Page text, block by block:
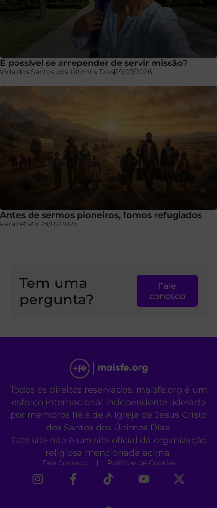
É possível se arrepender de servir missão?
Vida dos Santos dos Últimos Dias29/07/2026
Antes de sermos pioneiros, fomos refugiados
Para refletir28/07/2026
Tem uma
pergunta?
Fale
conosco
Todos os direitos reservados. maisfe.org é um
esforço internacional independente liderado
por membros fiéis de A Igreja de Jesus Cristo
dos Santos dos Últimos Dias.
Este site não é um site oficial da organização
religiosa mencionada acima.
Fale Conosco Políticas de Cookies